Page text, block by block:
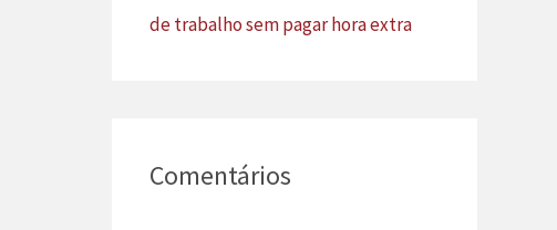
de trabalho sem pagar hora extra
Comentários